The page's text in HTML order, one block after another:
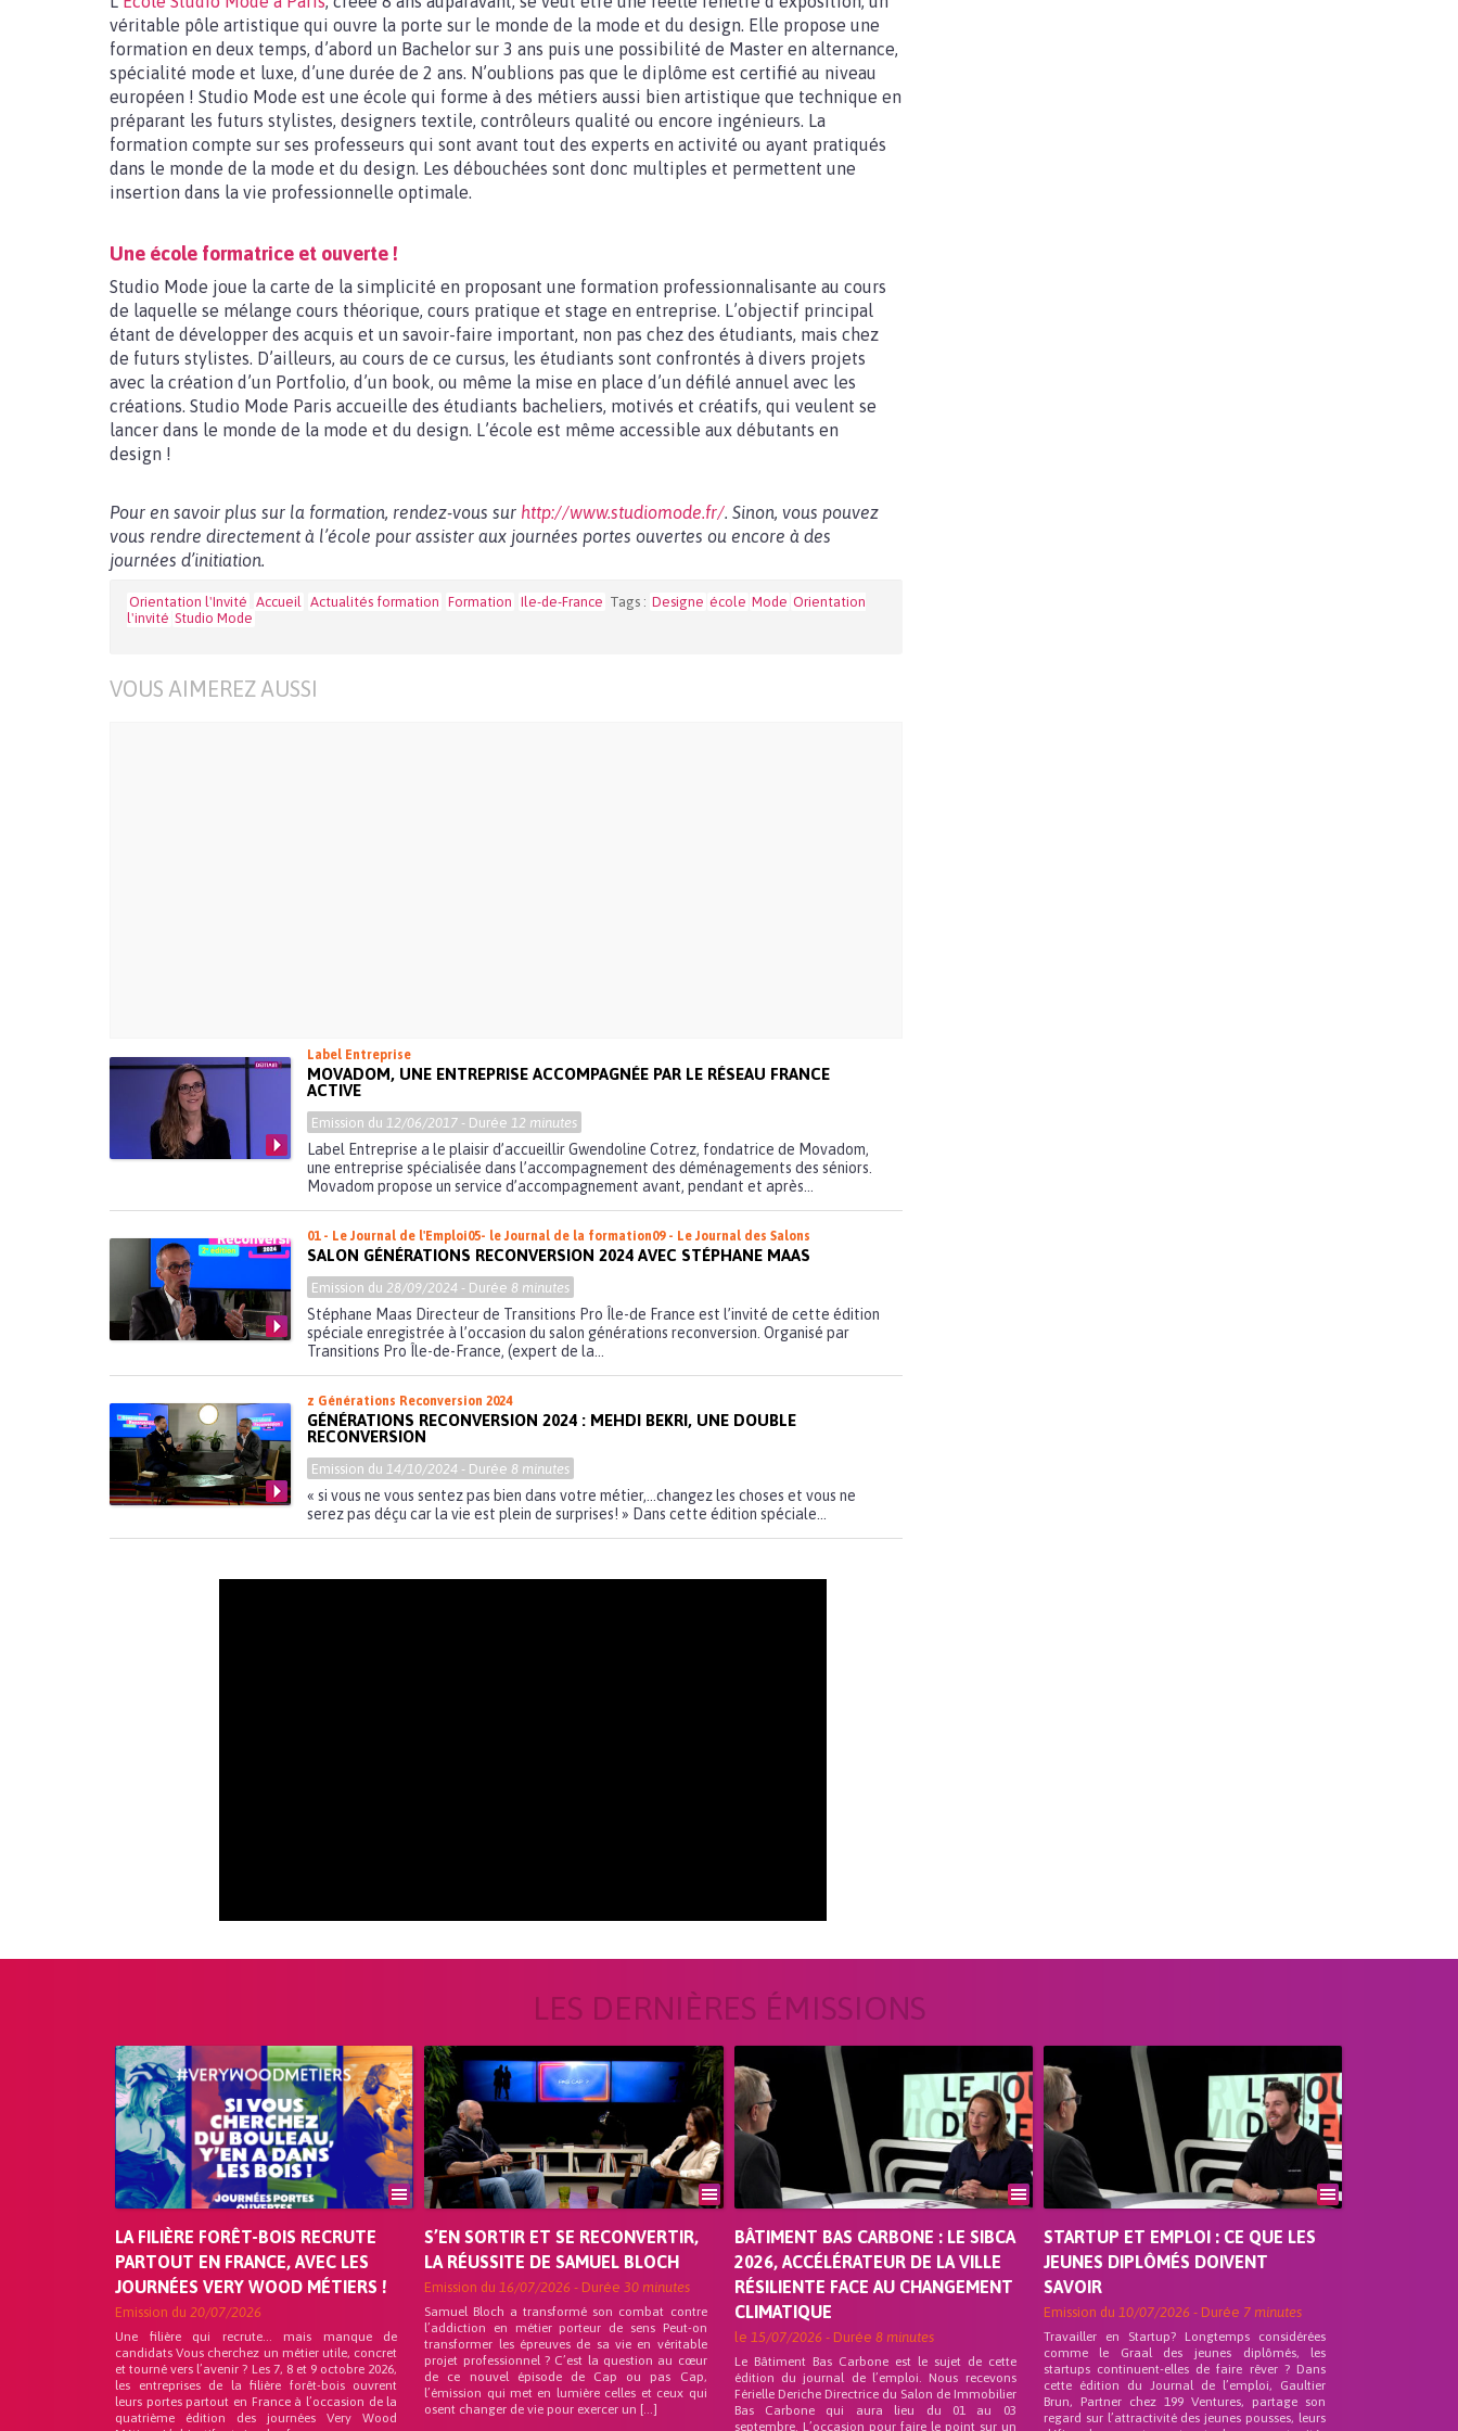
véritable pôle artistique qui ouvre la porte sur le monde de la mode et du design. Elle propose une
formation en deux temps, d’abord un Bachelor sur 3 ans puis une possibilité de Master en alternance,
spécialité mode et luxe, d’une durée de 2 ans. N’oublions pas que le diplôme est certifié au niveau
européen ! Studio Mode est une école qui forme à des métiers aussi bien artistique que technique en
préparant les futurs stylistes, designers textile, contrôleurs qualité ou encore ingénieurs. La
formation compte sur ses professeurs qui sont avant tout des experts en activité ou ayant pratiqués
dans le monde de la mode et du design. Les débouchées sont donc multiples et permettent une
insertion dans la vie professionnelle optimale.
Une école formatrice et ouverte !
Studio Mode joue la carte de la simplicité en proposant une formation professionnalisante au cours
de laquelle se mélange cours théorique, cours pratique et stage en entreprise. L’objectif principal
étant de développer des acquis et un savoir-faire important, non pas chez des étudiants, mais chez
de futurs stylistes. D’ailleurs, au cours de ce cursus, les étudiants sont confrontés à divers projets
avec la création d’un Portfolio, d’un book, ou même la mise en place d’un défilé annuel avec les
créations. Studio Mode Paris accueille des étudiants bacheliers, motivés et créatifs, qui veulent se
lancer dans le monde de la mode et du design. L’école est même accessible aux débutants en
design !
Pour en savoir plus sur la formation, rendez-vous sur http://www.studiomode.fr/. Sinon, vous pouvez
vous rendre directement à l’école pour assister aux journées portes ouvertes ou encore à des
journées d’initiation.
Orientation l'Invité Accueil Actualités formation Formation Ile-de-France Tags : Designe école Mode Orientation
l'invité Studio Mode
VOUS AIMEREZ AUSSI
Label Entreprise
MOVADOM, UNE ENTREPRISE ACCOMPAGNÉE PAR LE RÉSEAU FRANCE
ACTIVE
Emission du12/06/2017 - Durée12 minutes
Label Entreprise a le plaisir d’accueillir Gwendoline Cotrez, fondatrice de Movadom,
une entreprise spécialisée dans l’accompagnement des déménagements des séniors.
Movadom propose un service d’accompagnement avant, pendant et après...
01 - Le Journal de l'Emploi05- le Journal de la formation09 - Le Journal des Salons
SALON GÉNÉRATIONS RECONVERSION 2024 AVEC STÉPHANE MAAS
Emission du28/09/2024 - Durée 8 minutes
Stéphane Maas Directeur de Transitions Pro Île-de France est l’invité de cette édition
spéciale enregistrée à l’occasion du salon générations reconversion. Organisé par
Transitions Pro Île-de-France, (expert de la...
z Générations Reconversion 2024
GÉNÉRATIONS RECONVERSION 2024 : MEHDI BEKRI, UNE DOUBLE
RECONVERSION
Emission du14/10/2024 - Durée 8 minutes
« si vous ne vous sentez pas bien dans votre métier,…changez les choses et vous ne
serez pas déçu car la vie est plein de surprises! » Dans cette édition spéciale...
LES DERNIÈRES ÉMISSIONS
LA FILIÈRE FORÊT-BOIS RECRUTE
PARTOUT EN FRANCE, AVEC LES
JOURNÉES VERY WOOD MÉTIERS !
Emission du 20/07/2026
Une filière qui recrute… mais manque de
candidats Vous cherchez un métier utile, concret
et tourné vers l’avenir ? Les 7, 8 et 9 octobre 2026,
les entreprises de la filière forêt-bois ouvrent
leurs portes partout en France à l’occasion de la
quatrième édition des journées Very Wood
S’EN SORTIR ET SE RECONVERTIR,
LA RÉUSSITE DE SAMUEL BLOCH
Emission du16/07/2026 - Durée30 minutes
Samuel Bloch a transformé son combat contre
l’addiction en métier porteur de sens Peut-on
transformer les épreuves de sa vie en véritable
projet professionnel ? C’est la question au cœur
de ce nouvel épisode de Cap ou pas Cap,
l’émission qui met en lumière celles et ceux qui
osent changer de vie pour exercer un […]
BÂTIMENT BAS CARBONE : LE SIBCA
2026, ACCÉLÉRATEUR DE LA VILLE
RÉSILIENTE FACE AU CHANGEMENT
CLIMATIQUE
le 15/07/2026 - Durée 8 minutes
Le Bâtiment Bas Carbone est le sujet de cette
édition du journal de l’emploi. Nous recevons
Férielle Deriche Directrice du Salon de Immobilier
Bas Carbone qui aura lieu du 01 au 03
septembre. L’occasion pour faire le point sur un
STARTUP ET EMPLOI : CE QUE LES
JEUNES DIPLÔMÉS DOIVENT
SAVOIR
Emission du 10/07/2026 - Durée 7 minutes
Travailler en Startup? Longtemps considérées
comme le Graal des jeunes diplômés, les
startups continuent-elles de faire rêver ? Dans
cette édition du Journal de l’emploi, Gaultier
Brun, Partner chez 199 Ventures, partage son
regard sur l’attractivité des jeunes pousses, leurs